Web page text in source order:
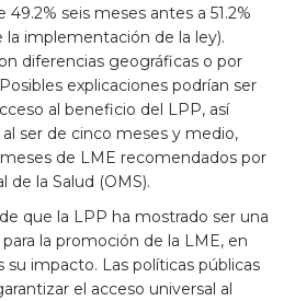
49.2% seis meses antes a 51.2%
la implementación de la ley).
diferencias geográficas o por
explicaciones podrían ser
al beneficio del LPP, así
ser de cinco meses y medio,
de LME recomendados por
de la Salud (OMS).
que la LPP ha mostrado ser una
la promoción de la LME, en
impacto. Las políticas públicas
el acceso universal al